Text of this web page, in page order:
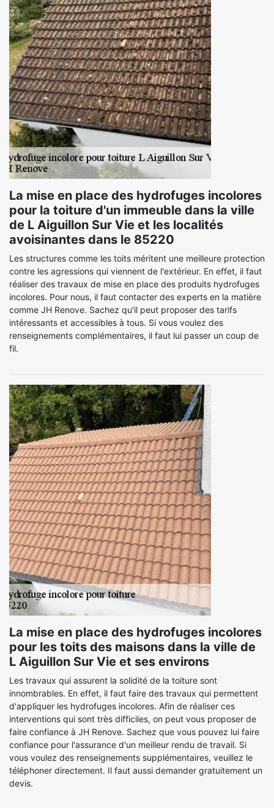
La mise en place des hydrofuges incolores
pour la toiture d'un immeuble dans la ville
de L Aiguillon Sur Vie et les localités
avoisinantes dans le 85220
Les structures comme les toits méritent une meilleure protection
contre les agressions qui viennent de l'extérieur. En effet, il faut
réaliser des travaux de mise en place des produits hydrofuges
incolores. Pour nous, il faut contacter des experts en la matière
comme JH Renove. Sachez qu'il peut proposer des tarifs
intéressants et accessibles à tous. Si vous voulez des
renseignements complémentaires, il faut lui passer un coup de
fil.
La mise en place des hydrofuges incolores
pour les toits des maisons dans la ville de
L Aiguillon Sur Vie et ses environs
Les travaux qui assurent la solidité de la toiture sont
innombrables. En effet, il faut faire des travaux qui permettent
d'appliquer les hydrofuges incolores. Afin de réaliser ces
interventions qui sont très difficiles, on peut vous proposer de
faire confiance à JH Renove. Sachez que vous pouvez lui faire
confiance pour l'assurance d'un meilleur rendu de travail. Si
vous voulez des renseignements supplémentaires, veuillez le
téléphoner directement. Il faut aussi demander gratuitement un
devis.